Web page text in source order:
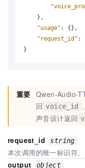
} ,
"usage" : { } ,
"request_id" :
}
重要 Qwen-Audio-
回 voice_id 、
声音设计返回
request_id string
本次调用的唯一标识符。
output
object